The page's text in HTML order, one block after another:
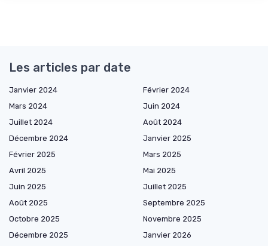
Les articles par date
Janvier 2024
Février 2024
Mars 2024
Juin 2024
Juillet 2024
Août 2024
Décembre 2024
Janvier 2025
Février 2025
Mars 2025
Avril 2025
Mai 2025
Juin 2025
Juillet 2025
Août 2025
Septembre 2025
Octobre 2025
Novembre 2025
Décembre 2025
Janvier 2026